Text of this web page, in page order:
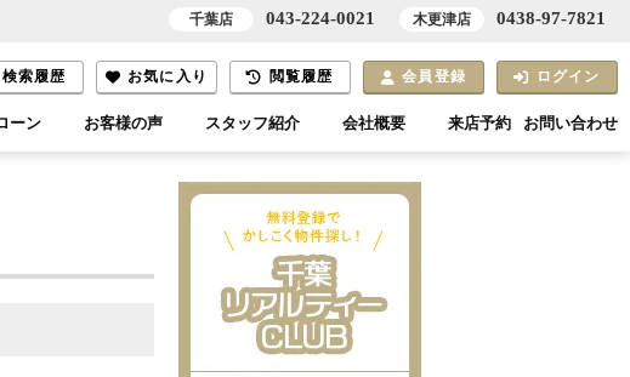
検索履歴 お気に入り 閲覧履歴 会員登録 ログイン
ーン お客様の声 スタッフ紹介 会社概要 来店予約 お問い合わせ
千葉店 043-224-0021 木更津店 0438-97-7821